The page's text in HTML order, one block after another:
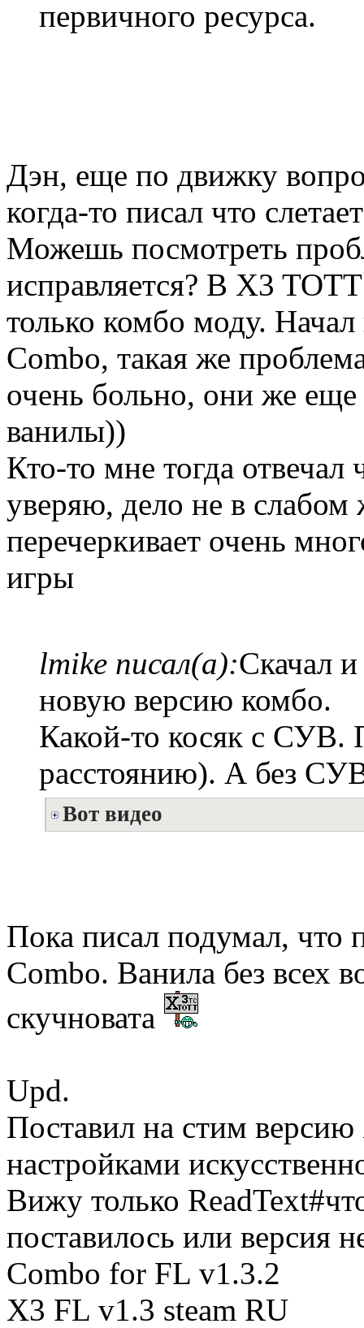
первичного ресурса.
Дэн, еще по движку
когда-то писал что
Можешь посмотреть
исправляется? В X3
только комбо моду.
Combo, такая же
очень больно, они же
ванилы))
Кто-то мне тогда отвечал
уверяю, дело не в слабом
перечеркивает очень
игры
lmike писал(а):Скачал и
новую версию комбо.
Какой-то косяк с СУВ.
расстоянию). А без
Вот видео
Пока писал подумал, что
Combo. Ванила без всех
скучновата
Upd.
Поставил на стим
настройками
Вижу только
поставилось или версия
Combo for FL v1.3.2
X3 FL v1.3 steam RU